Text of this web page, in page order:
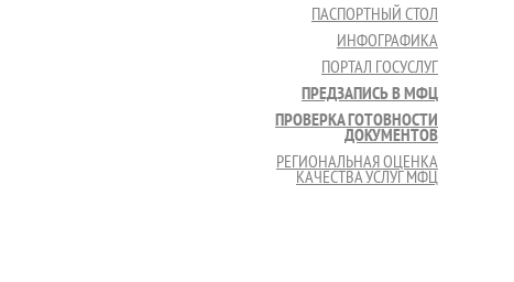
ПАСПОРТНЫЙ СТОЛ
ИНФОГРАФИКА
ПОРТАЛ ГОСУСЛУГ
ПРЕДЗАПИСЬ В МФЦ
ПРОВЕРКА ГОТОВНОСТИ
ДОКУМЕНТОВ
РЕГИОНАЛЬНАЯ ОЦЕНКА
КАЧЕСТВА УСЛУГ МФЦ